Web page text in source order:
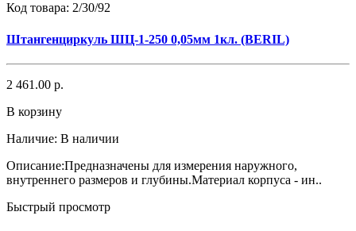
Код товара: 2/30/92
Штангенциркуль ШЦ-1-250 0,05мм 1кл. (BERIL)
2 461.00 р.
В корзину
Наличие: В наличии
Описание:Предназначены для измерения наружного,
внутреннего размеров и глубины.Материал корпуса - ин..
Быстрый просмотр